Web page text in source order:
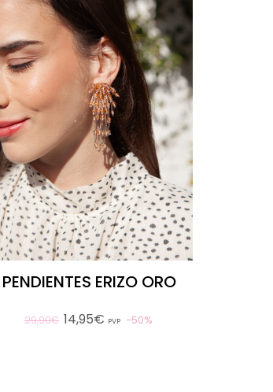
PENDIENTES ERIZO ORO
29,90€ 14,95€ PVP 50%